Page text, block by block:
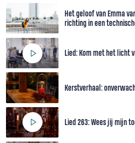
Het geloof van Emma
richting in een
Lied: Kom met het licht
Kerstverhaal:
Lied 263: Wees jij mijn